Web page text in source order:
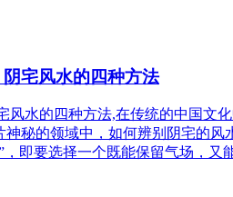
宅风水的四种方法
风水的四种方法,在传统的中国文
神秘的领域中，如何辨别阴宅的
，即要选择一个既能保留气场，